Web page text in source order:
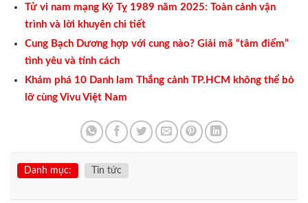
Tử vi nam mạng Kỷ Tỵ 1989 năm 2025: Toàn cảnh vận
trình và lời khuyên chi tiết
Cung Bạch Dương hợp với cung nào? Giải mã “tâm điểm”
tình yêu và tính cách
Khám phá 10 Danh lam Thắng cảnh TP.HCM không thể bỏ
lỡ cùng Vivu Việt Nam
Danh mục: Tin tức